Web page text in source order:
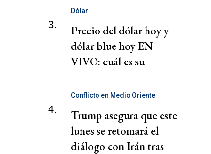
pensiones
3.
Dólar
Precio del dólar hoy y
dólar blue hoy EN
VIVO: cuál es su
de agosto
4.
Conflicto en Medio Oriente
Trump asegura que este
lunes se retomará el
diálogo con Irán tras